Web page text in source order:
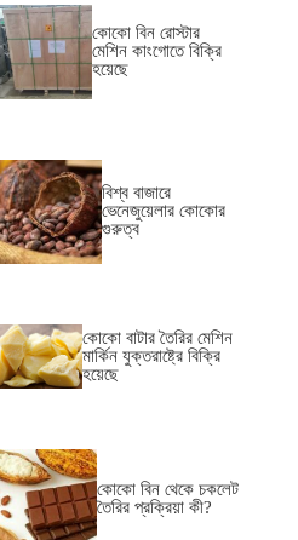
কোকো বিন রোস্টার
মেশিন কাংগোতে বিক্রি
হয়েছে
বিশ্ব বাজারে
ভেনেজুয়েলার কোকোর
গুরুত্ব
কোকো বাটার তৈরির মেশিন
মার্কিন যুক্তরাষ্ট্রে বিক্রি
হয়েছে
কোকো বিন থেকে চকলেট
তৈরির প্রক্রিয়া কী?